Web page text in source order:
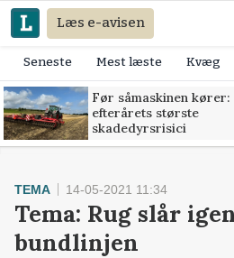
Læs e-avisen
Seneste Mest læste Kvæg
Før såmaskinen
efterårets største
skadedyrsrisici
TEMA 14-05-2021 11:34
Tema: Rug slår
bundlinjen